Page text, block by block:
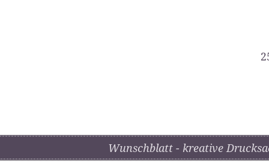
Wunschblatt - kreative